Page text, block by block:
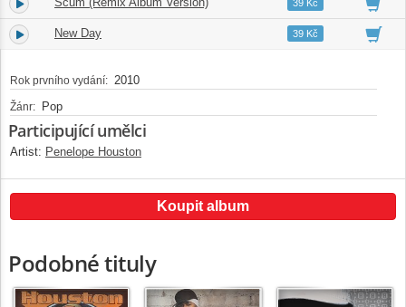
39 Kč
14. New Day 02:2439 Kč
Rok prvního vydání: 2010
Žánr: Pop
Participující umělci
Artist: Penelope Houston
Koupit album
Podobné tituly